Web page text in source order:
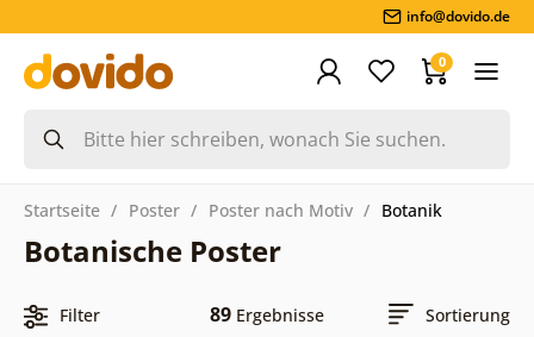
info@dovido.de
0
Startseite Poster Poster nach Motiv Botanik
Botanische Poster
Filter 89 Ergebnisse Sortierung